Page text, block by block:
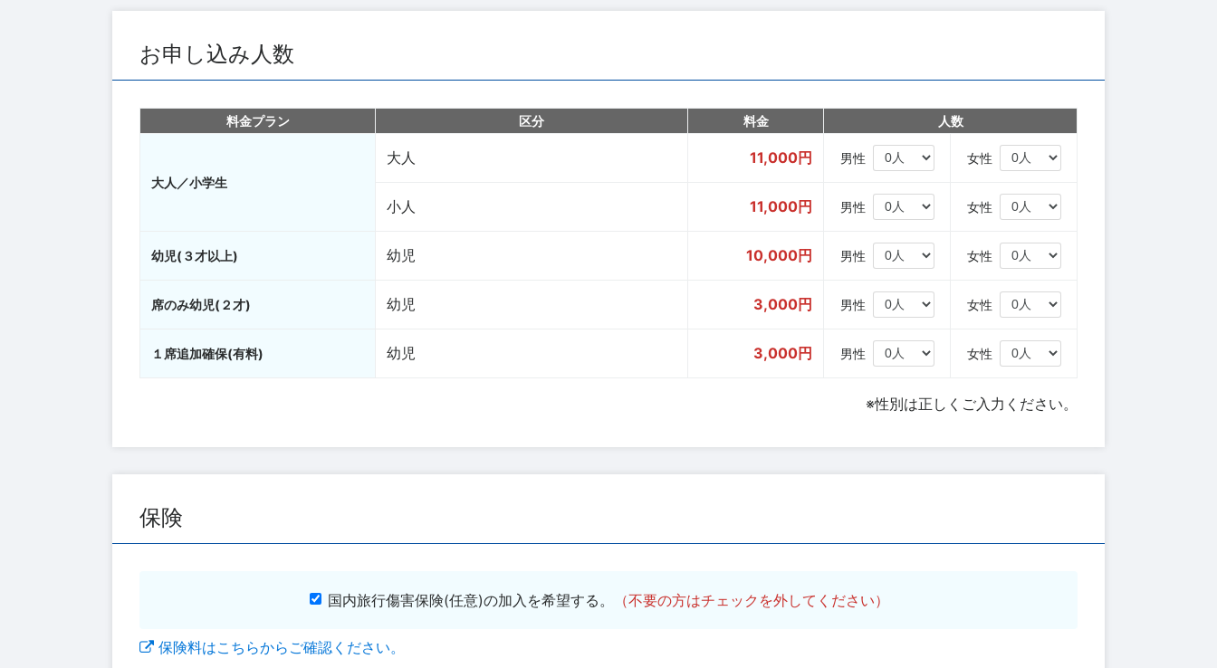
お申し込み人数
料金プラン 区分 料金 人数
大人／小学生
大人 11,000円 男性 女性
小人 11,000円 男性 女性
幼児(３才以上) 幼児 10,000円 男性 女性
席のみ幼児(２才) 幼児 3,000円 男性 女性
１席追加確保(有料) 幼児 3,000円 男性 女性
※性別は正しくご入力ください。
保険
国内旅行傷害保険(任意)の加入を希望する。 （不要の方はチェックを外してください）
保険料はこちらからご確認ください。